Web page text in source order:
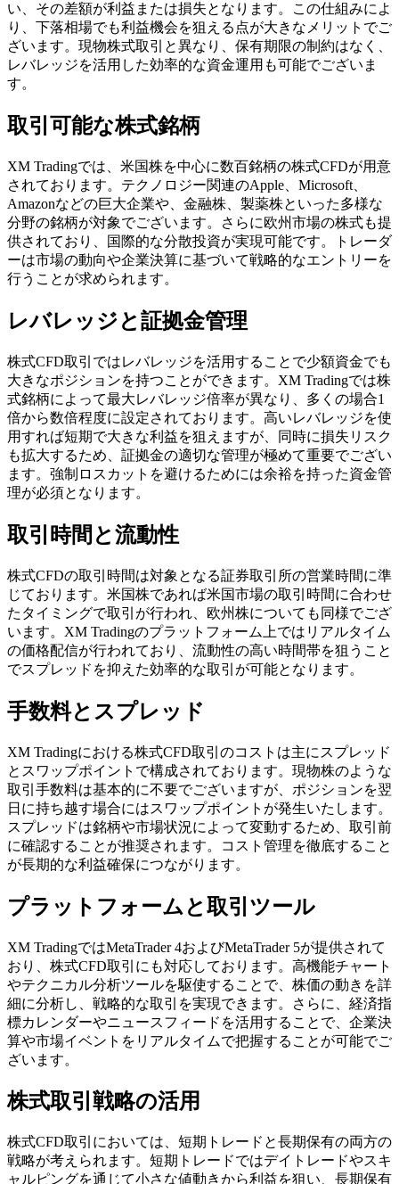
い、その差額が利益または損失となります。この仕組みによ
り、下落相場でも利益機会を狙える点が大きなメリットでご
ざいます。現物株式取引と異なり、保有期限の制約はなく、
レバレッジを活用した効率的な資金運用も可能でございま
す。
取引可能な株式銘柄
XM Tradingでは、米国株を中心に数百銘柄の株式CFDが用意
されております。テクノロジー関連のApple、Microsoft、
Amazonなどの巨大企業や、金融株、製薬株といった多様な
分野の銘柄が対象でございます。さらに欧州市場の株式も提
供されており、国際的な分散投資が実現可能です。トレーダ
ーは市場の動向や企業決算に基づいて戦略的なエントリーを
行うことが求められます。
レバレッジと証拠金管理
株式CFD取引ではレバレッジを活用することで少額資金でも
大きなポジションを持つことができます。XM Tradingでは株
式銘柄によって最大レバレッジ倍率が異なり、多くの場合1
倍から数倍程度に設定されております。高いレバレッジを使
用すれば短期で大きな利益を狙えますが、同時に損失リスク
も拡大するため、証拠金の適切な管理が極めて重要でござい
ます。強制ロスカットを避けるためには余裕を持った資金管
理が必須となります。
取引時間と流動性
株式CFDの取引時間は対象となる証券取引所の営業時間に準
じております。米国株であれば米国市場の取引時間に合わせ
たタイミングで取引が行われ、欧州株についても同様でござ
います。XM Tradingのプラットフォーム上ではリアルタイム
の価格配信が行われており、流動性の高い時間帯を狙うこと
でスプレッドを抑えた効率的な取引が可能となります。
手数料とスプレッド
XM Tradingにおける株式CFD取引のコストは主にスプレッド
とスワップポイントで構成されております。現物株のような
取引手数料は基本的に不要でございますが、ポジションを翌
日に持ち越す場合にはスワップポイントが発生いたします。
スプレッドは銘柄や市場状況によって変動するため、取引前
に確認することが推奨されます。コスト管理を徹底すること
が長期的な利益確保につながります。
プラットフォームと取引ツール
XM TradingではMetaTrader 4およびMetaTrader 5が提供されて
おり、株式CFD取引にも対応しております。高機能チャート
やテクニカル分析ツールを駆使することで、株価の動きを詳
細に分析し、戦略的な取引を実現できます。さらに、経済指
標カレンダーやニュースフィードを活用することで、企業決
算や市場イベントをリアルタイムで把握することが可能でご
ざいます。
株式取引戦略の活用
株式CFD取引においては、短期トレードと長期保有の両方の
戦略が考えられます。短期トレードではデイトレードやスキ
ャルピングを通じて小さな値動きから利益を狙い、長期保有